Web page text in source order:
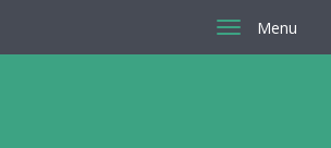
Menu